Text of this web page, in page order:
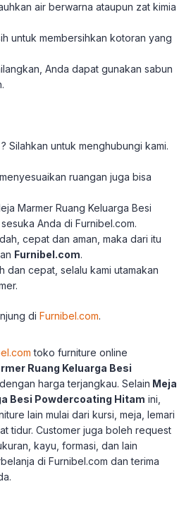
air berwarna ataupun zat kimia
untuk membersihkan kotoran yang
Anda dapat gunakan sabun
Silahkan untuk menghubungi kami.
ruangan juga bisa
Marmer Ruang Keluarga Besi
Anda di Furnibel.com.
cepat dan aman, maka dari itu
Furnibel.com.
dan cepat, selalu kami utamakan
di Furnibel.com.
toko furniture online
Ruang Keluarga Besi
dengan harga terjangkau. Selain Meja
Besi Powdercoating Hitam ini,
lain mulai dari kursi, meja, lemari
tidur. Customer juga boleh request
kayu, formasi, dan lain
di Furnibel.com dan terima